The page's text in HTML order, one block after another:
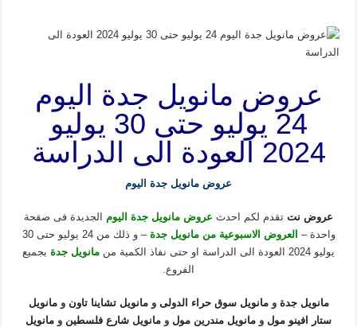
عروض مانويل جدة اليوم
24 يوليو حتى 30 يوليو
2024 العودة الى الدراسة
عروض مانويل جدة اليوم
عروض نتتقدم لكم احدث عروض مانويل جدة اليوم
الجديدة فى صفحة
واحدة – العروض الاسبوعية من مانويل جدة
– و ذلك من 24 يوليو حتى 30
يوليو 2024 العودة الى الدراسة او حتى نفاذ الكمية من
مانويل جدة بجميع
الفروع.
مانويل جدةو مانويل سوق حراء الدولىو مانويل تشاينا تاونو مانويل
ستار افينو مولو مانويل مندرين مولو مانويل شارع فلسطينو مانويل